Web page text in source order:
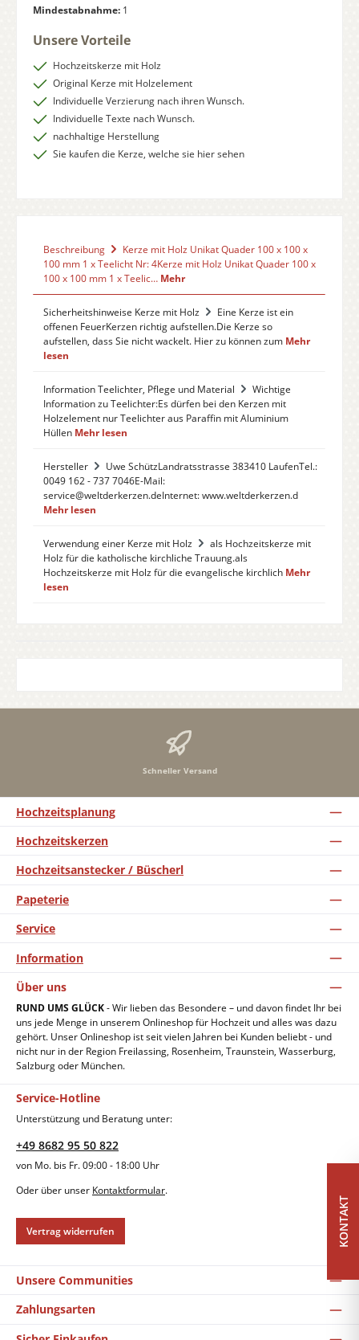
Mindestabnahme: 1
Unsere Vorteile
Hochzeitskerze mit Holz
Original Kerze mit Holzelement
Individuelle Verzierung nach ihren Wunsch.
Individuelle Texte nach Wunsch.
nachhaltige Herstellung
Sie kaufen die Kerze, welche sie hier sehen
Beschreibung
Kerze mit Holz Unikat Quader 100 x 100 x
100 mm 1 x Teelicht Nr: 4Kerze mit Holz Unikat Quader 100 x
100 x 100 mm 1 x Teelic… Mehr
Sicherheitshinweise Kerze mit Holz
Eine Kerze ist ein
offenen FeuerKerzen richtig aufstellen.Die Kerze so
aufstellen, dass Sie nicht wackelt. Hier zu können zum Mehr
lesen
Information Teelichter, Pflege und Material
Wichtige
Information zu Teelichter:Es dürfen bei den Kerzen mit
Holzelement nur Teelichter aus Paraffin mit Aluminium
Hüllen Mehr lesen
Hersteller
Uwe SchützLandratsstrasse 383410 LaufenTel.:
0049 162 - 737 7046E-Mail:
service@weltderkerzen.deInternet: www.weltderkerzen.d
Mehr lesen
Verwendung einer Kerze mit Holz
als Hochzeitskerze mit
Holz für die katholische kirchliche Trauung.als
Hochzeitskerze mit Holz für die evangelische kirchlich Mehr
lesen
Schneller Versand
Hochzeitsplanung
Hochzeitskerzen
Hochzeitsanstecker / Büscherl
Papeterie
Service
Information
Service-Hotline
Unterstützung und Beratung unter:
+49 8682 95 50 822
von Mo. bis Fr. 09:00 - 18:00 Uhr
Oder über unser Kontaktformular.
Vertrag widerrufen
Unsere Communities
Zahlungsarten
Über uns
RUND UMS GLÜCK- Wir lieben das Besondere – und davon findet Ihr bei
uns jede Menge in unserem Onlineshop für Hochzeit und alles was dazu
gehört. Unser Onlineshop ist seit vielen Jahren bei Kunden beliebt - und
nicht nur in der Region Freilassing, Rosenheim, Traunstein, Wasserburg,
Salzburg oder München.
KONTAKT